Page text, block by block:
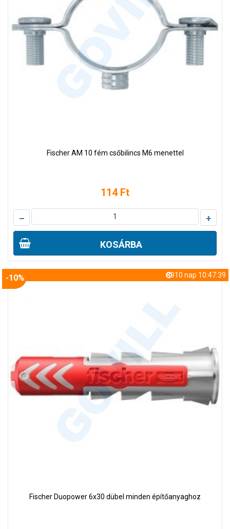
Fischer AM 10 fém csőbilincs M6 menettel
114 Ft
– +
KOSÁRBA
-10% 8910 nap 10:47:38
Fischer Duopower 6x30 dübel minden építőanyaghoz